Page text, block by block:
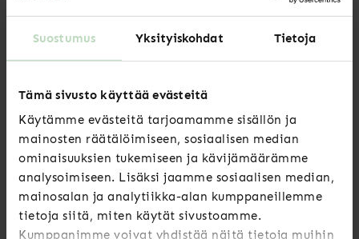
Suostumus Yksityiskohdat Tietoja
Tämä sivusto käyttää evästeitä
Käytämme evästeitä tarjoamamme sisällön ja
mainosten räätälöimiseen, sosiaalisen median
ominaisuuksien tukemiseen ja kävijämäärämme
analysoimiseen. Lisäksi jaamme sosiaalisen median,
mainosalan ja analytiikka-alan kumppaneillemme
tietoja siitä, miten käytät sivustoamme.
Kumppanimme voivat yhdistää näitä tietoja muihin
Kokouspäivä päättyy n. klo 16:00
Kokousmateriaalit ja etäosallistumislinkki
ennen kokousta.
Lämpimästi tervetuloa!
ILMOITTAUDU SYYSKOKOUKSEEN TÄSTÄ